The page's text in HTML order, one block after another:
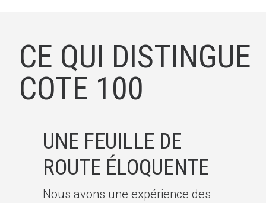
CE QUI DISTINGUE
COTE 100
UNE FEUILLE DE
ROUTE ÉLOQUENTE
Nous avons une expérience des